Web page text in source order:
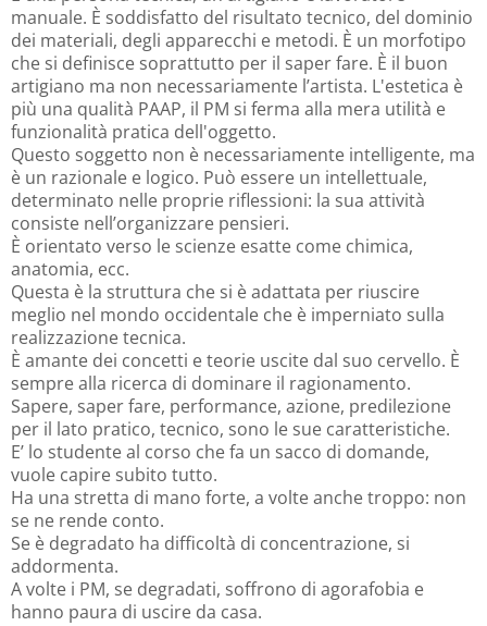
manuale. È soddisfatto del risultato tecnico, del dominio
dei materiali, degli apparecchi e metodi. È un morfotipo
che si definisce soprattutto per il saper fare. È il buon
artigiano ma non necessariamente l’artista. L'estetica è
più una qualità PAAP, il PM si ferma alla mera utilità e
funzionalità pratica dell'oggetto.
Questo soggetto non è necessariamente intelligente, ma
è un razionale e logico. Può essere un intellettuale,
determinato nelle proprie riflessioni: la sua attività
consiste nell’organizzare pensieri.
È orientato verso le scienze esatte come chimica,
anatomia, ecc.
Questa è la struttura che si è adattata per riuscire
meglio nel mondo occidentale che è imperniato sulla
realizzazione tecnica.
È amante dei concetti e teorie uscite dal suo cervello. È
sempre alla ricerca di dominare il ragionamento.
Sapere, saper fare, performance, azione, predilezione
per il lato pratico, tecnico, sono le sue caratteristiche.
E’ lo studente al corso che fa un sacco di domande,
vuole capire subito tutto.
Ha una stretta di mano forte, a volte anche troppo: non
se ne rende conto.
Se è degradato ha difficoltà di concentrazione, si
addormenta.
A volte i PM, se degradati, soffrono di agorafobia e
hanno paura di uscire da casa.